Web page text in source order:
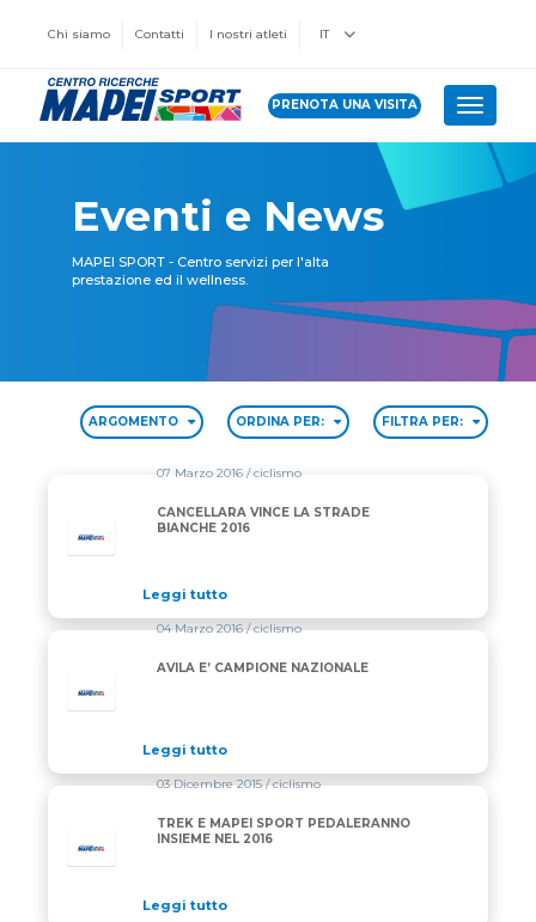
Chi siamo Contatti I nostri atleti IT
PRENOTA UNA VISITA Toggle
Eventi e News
MAPEI SPORT - Centro servizi per l'alta
prestazione ed il wellness.
ARGOMENTO ORDINA PER: FILTRA PER:
07 Marzo 2016/ ciclismo
CANCELLARA VINCE LA STRADE
BIANCHE 2016
Leggi tutto
04 Marzo 2016/ ciclismo
AVILA E’ CAMPIONE NAZIONALE
Leggi tutto
03 Dicembre 2015/ ciclismo
TREK E MAPEI SPORT PEDALERANNO
INSIEME NEL 2016
Leggi tutto